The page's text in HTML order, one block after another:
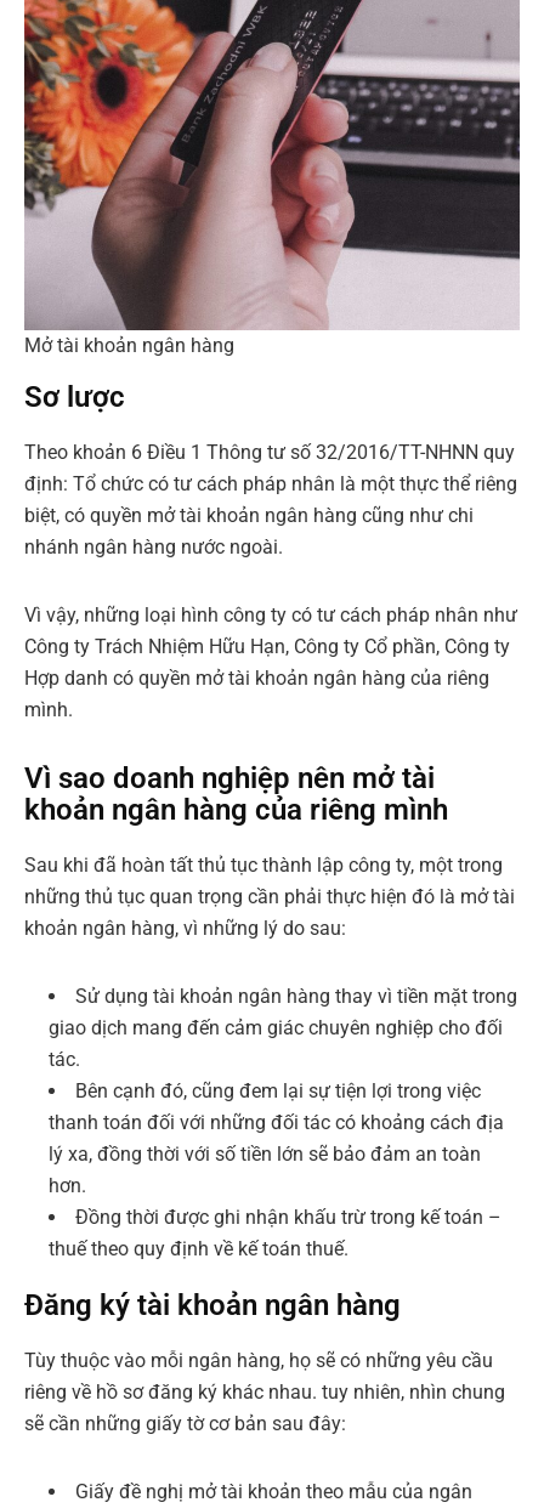
Mở tài khoản ngân hàng
Sơ lược
Theo khoản 6 Điều 1 Thông tư số 32/2016/TT-NHNN quy
định: Tổ chức có tư cách pháp nhân là một thực thể riêng
biệt, có quyền mở tài khoản ngân hàng cũng như chi
nhánh ngân hàng nước ngoài.
Vì vậy, những loại hình công ty có tư cách pháp nhân như
Công ty Trách Nhiệm Hữu Hạn, Công ty Cổ phần, Công ty
Hợp danh có quyền mở tài khoản ngân hàng của riêng
mình.
Vì sao doanh nghiệp nên mở tài
khoản ngân hàng của riêng mình
Sau khi đã hoàn tất thủ tục thành lập công ty, một trong
những thủ tục quan trọng cần phải thực hiện đó là mở tài
khoản ngân hàng, vì những lý do sau:
Sử dụng tài khoản ngân hàng thay vì tiền mặt trong
giao dịch mang đến cảm giác chuyên nghiệp cho đối
tác.
Bên cạnh đó, cũng đem lại sự tiện lợi trong việc
thanh toán đối với những đối tác có khoảng cách địa
lý xa, đồng thời với số tiền lớn sẽ bảo đảm an toàn
hơn.
Đồng thời được ghi nhận khấu trừ trong kế toán –
thuế theo quy định về kế toán thuế.
Đăng ký tài khoản ngân hàng
Tùy thuộc vào mỗi ngân hàng, họ sẽ có những yêu cầu
riêng về hồ sơ đăng ký khác nhau. tuy nhiên, nhìn chung
sẽ cần những giấy tờ cơ bản sau đây:
Giấy đề nghị mở tài khoản theo mẫu của ngân